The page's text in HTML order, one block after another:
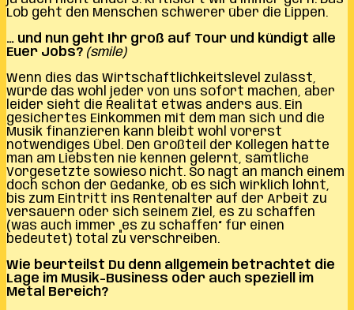
Lob geht den Menschen schwerer über die Lippen.
… und nun geht Ihr groß auf Tour und kündigt alle
Euer Jobs? (smile)
Wenn dies das Wirtschaftlichkeitslevel zulässt,
würde das wohl jeder von uns sofort machen, aber
leider sieht die Realität etwas anders aus. Ein
gesichertes Einkommen mit dem man sich und die
Musik finanzieren kann bleibt wohl vorerst
notwendiges Übel. Den Großteil der Kollegen hätte
man am Liebsten nie kennen gelernt, sämtliche
Vorgesetzte sowieso nicht. So nagt an manch einem
doch schon der Gedanke, ob es sich wirklich lohnt,
bis zum Eintritt ins Rentenalter auf der Arbeit zu
versauern oder sich seinem Ziel, es zu schaffen
(was auch immer „es zu schaffen“ für einen
bedeutet) total zu verschreiben.
Wie beurteilst Du denn allgemein betrachtet die
Lage im Musik-Business oder auch speziell im
Metal Bereich?